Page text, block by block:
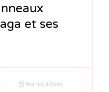
et ses
Voir les détails